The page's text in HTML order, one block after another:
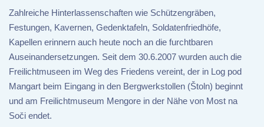
Zahlreiche Hinterlassenschaften wie Schützengräben,
Festungen, Kavernen, Gedenktafeln, Soldatenfriedhöfe,
Kapellen erinnern auch heute noch an die furchtbaren
Auseinandersetzungen. Seit dem 30.6.2007 wurden auch die
Freilichtmuseen im Weg des Friedens vereint, der in Log pod
Mangart beim Eingang in den Bergwerkstollen (Štoln) beginnt
und am Freilichtmuseum Mengore in der Nähe von Most na
Soči endet.